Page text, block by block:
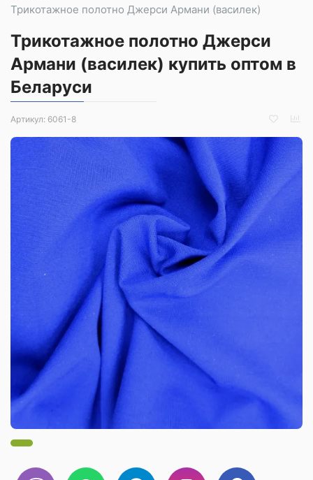
Трикотажное полотно Джерси Армани (василек)
Трикотажное полотно Джерси
Армани (василек) купить оптом в
Беларуси
Артикул: 6061-8